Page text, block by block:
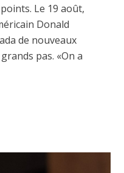
Le 19 août,
Donald
de nouveaux
pas. «On a